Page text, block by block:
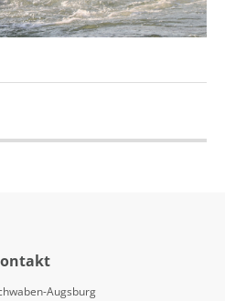
Augsburg